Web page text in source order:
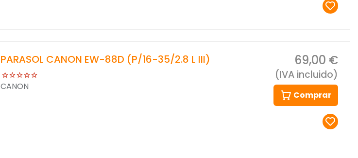
PARASOL CANON EW-88D (P/16-35/2.8 L III)
CANON
69,00 €
(IVA incluido)
Comprar